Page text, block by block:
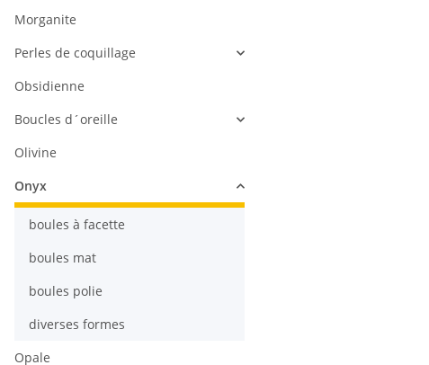
Morganite
Perles de coquillage
Obsidienne
Boucles d´oreille
Olivine
Onyx
boules à facette
boules mat
boules polie
diverses formes
Opale